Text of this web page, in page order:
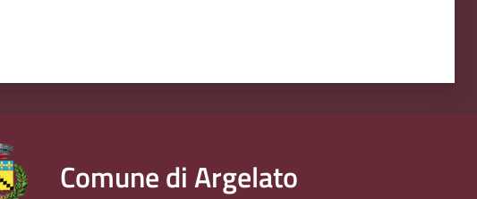
Comune di Argelato